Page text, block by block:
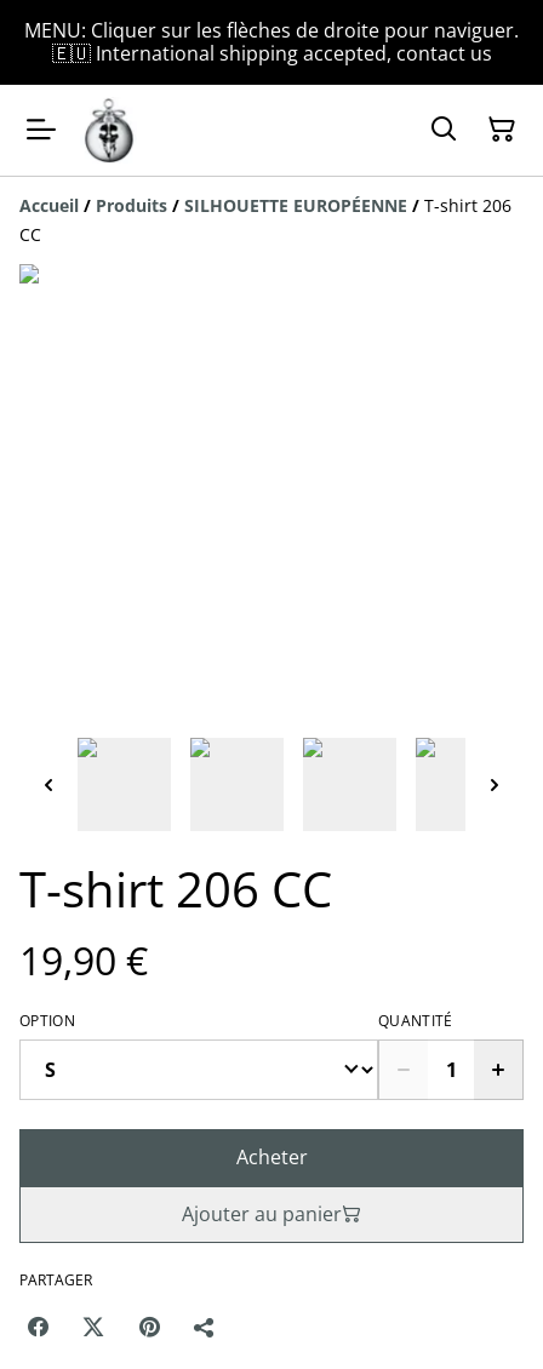
MENU: Cliquer sur les flèches de droite pour naviguer.
🇪🇺 International shipping accepted, contact us
Accueil / Produits / SILHOUETTE EUROPÉENNE / T-shirt 206
CC
T-shirt 206 CC
19,90 €
OPTION QUANTITÉ
Acheter
Ajouter au panier
PARTAGER